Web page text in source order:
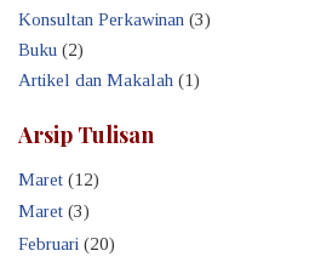
Konsultan Perkawinan (3)
Buku (2)
Artikel dan Makalah (1)
Arsip Tulisan
Maret (12)
Maret (3)
Februari (20)